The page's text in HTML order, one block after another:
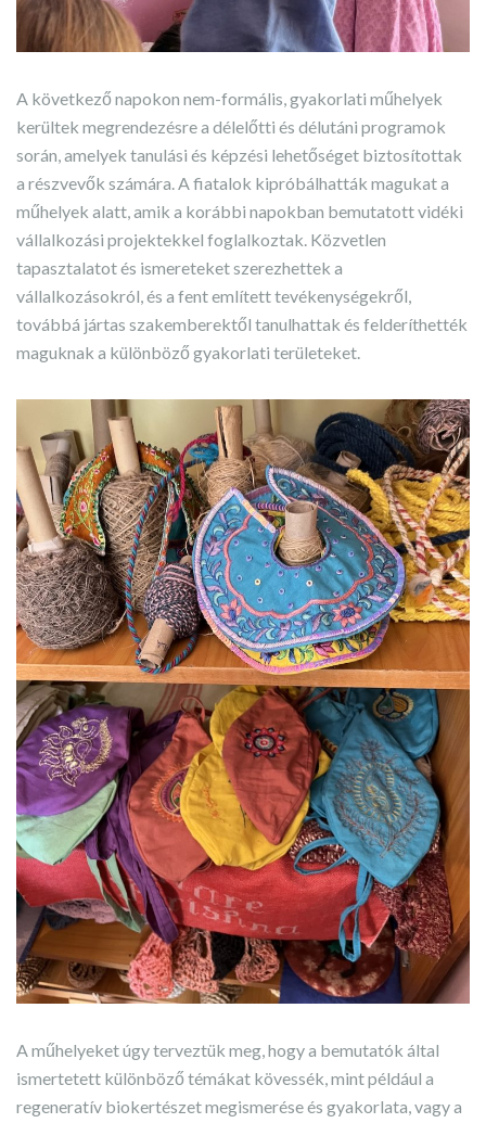
A következő napokon nem-formális, gyakorlati műhelyek
kerültek megrendezésre a délelőtti és délutáni programok
során, amelyek tanulási és képzési lehetőséget biztosítottak
a részvevők számára. A fiatalok kipróbálhatták magukat a
műhelyek alatt, amik a korábbi napokban bemutatott vidéki
vállalkozási projektekkel foglalkoztak. Közvetlen
tapasztalatot és ismereteket szerezhettek a
vállalkozásokról, és a fent említett tevékenységekről,
továbbá jártas szakemberektől tanulhattak és felderíthették
maguknak a különböző gyakorlati területeket.
A műhelyeket úgy terveztük meg, hogy a bemutatók által
ismertetett különböző témákat kövessék, mint például a
regeneratív biokertészet megismerése és gyakorlata, vagy a